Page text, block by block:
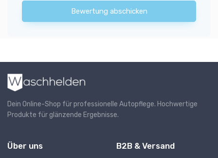
Bewertung abschicken
Dein Online-Shop für professionelle Autopflege. Hochwertige
Produkte für glänzende Ergebnisse.
Über uns B2B & Versand